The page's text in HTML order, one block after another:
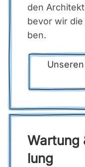
den
bevor wir
ben.
lung